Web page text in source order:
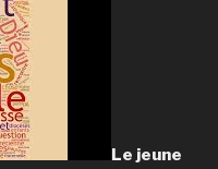
Le jeune